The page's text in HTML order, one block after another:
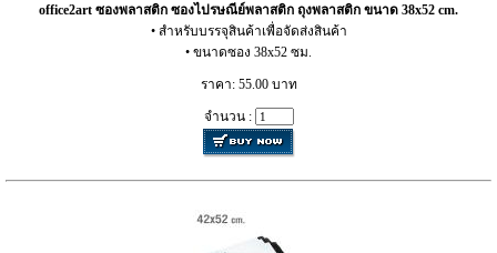
office2art ซองพลาสติก ซองไปรษณีย์พลาสติก ถุงพลาสติก ขนาด 38x52 cm.
• สำหรับบรรจุสินค้าเพื่อจัดส่งสินค้า
• ขนาดซอง 38x52 ซม.
ราคา: 55.00 บาท
จำนวน :